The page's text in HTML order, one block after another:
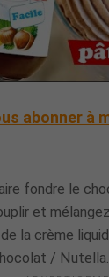
abonner à
fondre le
et
la crème
/ Nutella.